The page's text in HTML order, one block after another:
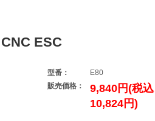
ESC
型番：
E80
販売価格：
9,840円(税込
10,824円)